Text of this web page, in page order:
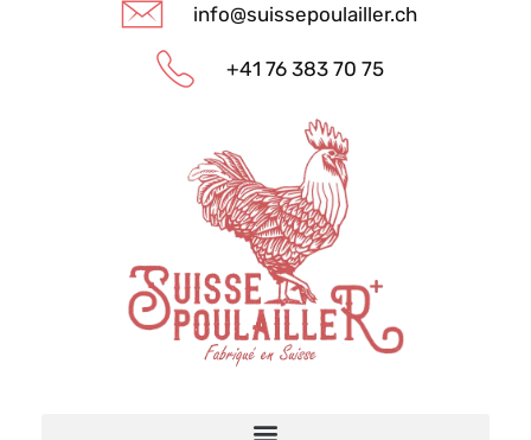
info@suissepoulailler.ch
+41 76 383 70 75